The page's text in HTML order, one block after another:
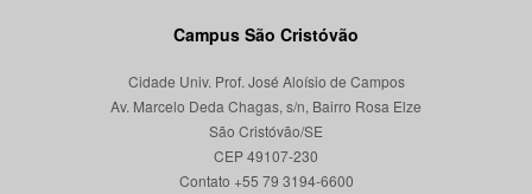
Campus São Cristóvão
Cidade Univ. Prof. José Aloísio de Campos
Av. Marcelo Deda Chagas, s/n, Bairro Rosa Elze
São Cristóvão/SE
CEP 49107-230